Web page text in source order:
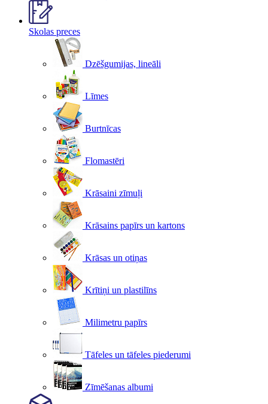
Skolas preces
Dzēšgumijas, lineāli
Līmes
Burtnīcas
Flomastēri
Krāsaini zīmuļi
Krāsains papīrs un kartons
Krāsas un otiņas
Krītiņi un plastilīns
Milimetru papīrs
Tāfeles un tāfeles piederumi
Zīmēšanas albumi